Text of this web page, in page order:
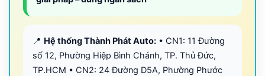
📍 Hệ thống Thành Phát Auto: • CN1: 11 Đường
số 12, Phường Hiệp Bình Chánh, TP. Thủ Đức,
TP.HCM • CN2: 24 Đường D5A, Phường Phước